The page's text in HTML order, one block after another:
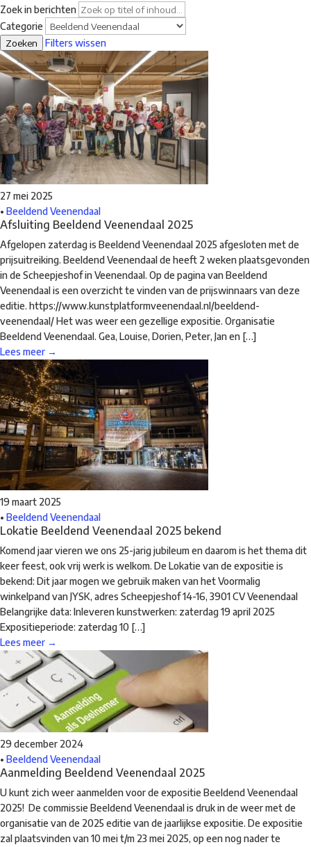
Zoek in berichten
Categorie
Zoeken
Filters wissen
27 mei 2025
• Beeldend Veenendaal
Afsluiting Beeldend Veenendaal 2025
Afgelopen zaterdag is Beeldend Veenendaal 2025 afgesloten met de
prijsuitreiking. Beeldend Veenendaal de heeft 2 weken plaatsgevonden
in de Scheepjeshof in Veenendaal. Op de pagina van Beeldend
Veenendaal is een overzicht te vinden van de prijswinnaars van deze
editie. https://www.kunstplatformveenendaal.nl/beeldend-
veenendaal/ Het was weer een gezellige expositie. Organisatie
Beeldend Veenendaal. Gea, Louise, Dorien, Peter, Jan en […]
Lees meer →
19 maart 2025
• Beeldend Veenendaal
Lokatie Beeldend Veenendaal 2025 bekend
Komend jaar vieren we ons 25-jarig jubileum en daarom is het thema dit
keer feest, ook vrij werk is welkom. De Lokatie van de expositie is
bekend: Dit jaar mogen we gebruik maken van het Voormalig
winkelpand van JYSK, adres Scheepjeshof 14-16, 3901 CV Veenendaal
Belangrijke data: Inleveren kunstwerken: zaterdag 19 april 2025
Expositieperiode: zaterdag 10 […]
Lees meer →
29 december 2024
• Beeldend Veenendaal
Aanmelding Beeldend Veenendaal 2025
U kunt zich weer aanmelden voor de expositie Beeldend Veenendaal
2025! De commissie Beeldend Veenendaal is druk in de weer met de
organisatie van de 2025 editie van de jaarlijkse expositie. De expositie
zal plaatsvinden van 10 mei t/m 23 mei 2025, op een nog nader te